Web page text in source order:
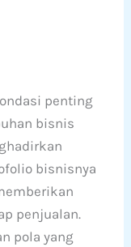
penting
bisnis
bisnisnya
penjualan.
pola yang